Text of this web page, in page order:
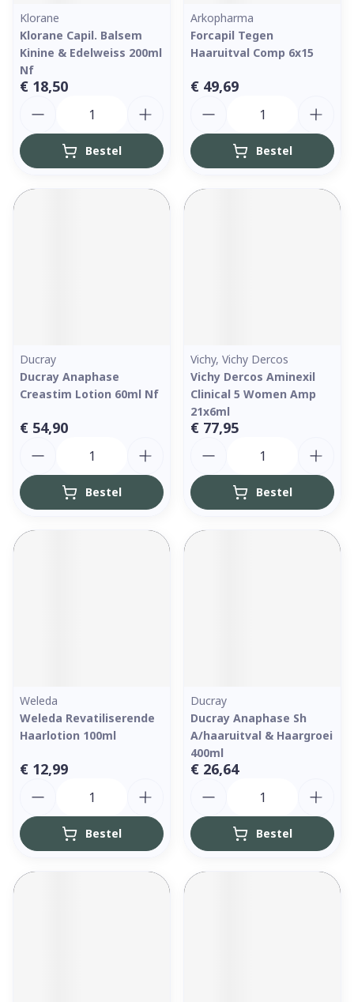
Klorane
Klorane Capil. Balsem
Kinine & Edelweiss 200ml
Nf
€ 18,50
Bestel
Arkopharma
Forcapil Tegen
Haaruitval Comp 6x15
€ 49,69
Bestel
Ducray
Ducray Anaphase
Creastim Lotion 60ml Nf
€ 54,90
Bestel
Vichy, Vichy Dercos
Vichy Dercos Aminexil
Clinical 5 Women Amp
21x6ml
€ 77,95
Bestel
Weleda
Weleda Revatiliserende
Haarlotion 100ml
€ 12,99
Bestel
Ducray
Ducray Anaphase Sh
A/haaruitval & Haargroei
400ml
€ 26,64
Bestel